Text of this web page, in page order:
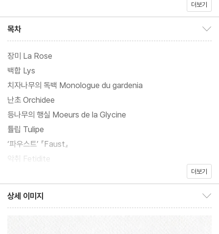
리엘 콜레트는 관절염으로 침대를 떠나지 못하는 처지였다. 스위스
발을 보낼 테니 그 답으로 꽃의 ‘초상’ 몇 편을 써달라고 제안했다.
들판의 초목을 그리워하던 콜레트는 기꺼이 제안을 받아들였고, 1년
후인 1948년 22편의 글이 묶여 출간되었다. 원래는 초판부터 라울
뒤피의 삽화를 곁들일 예정이었지만 류머티즘으로 고생하던 화가의
데생은 1951년 호화장정본에야 실릴 수 있었다.
《셰리》와 《여명》, 클로딘 시리즈 등을 쓴 콜레트는 모든 작품에서
예리하고 섬세한 감각과 신선하고도 적확한 표현으로 문장 하나하
나를 완성했다. 특히 자연 묘사에 재능이 남달랐고 그중 식물은 중요
한 역할을 했다. 콜레트에게 나무와 풀, 꽃은 의식주만큼이나 삶에
필수적인 요소였다. 콜레트의 식물에 대한 깊은 애정과 감각적이고
섬세한 문체는 《봄의 이름으로》에서 꽃이 만개하듯 피어난다. 콜레
더보기
목차
장미 La Rose
백합 Lys
치자나무의 독백 Monologue du gardenia
난초 Orchidee
등나무의 행실 Moeurs de la Glycine
튤립 Tulipe
‘파우스트’ 『Faust』
악취 Fetidite
은방울꽃 Muguet
더보기
상세 이미지